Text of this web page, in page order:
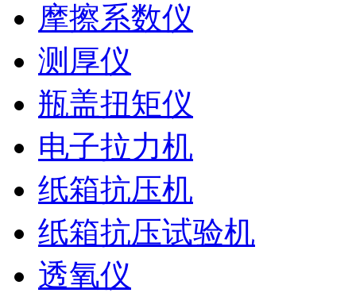
摩擦系数仪
测厚仪
瓶盖扭矩仪
电子拉力机
纸箱抗压机
纸箱抗压试验机
透氧仪